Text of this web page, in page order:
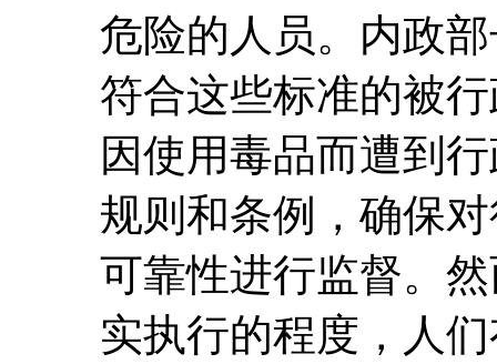
危险的人员。内政
符合这些标准的被
因使用毒品而遭到
规则和条例，确保
可靠性进行监督。
实执行的程度，人